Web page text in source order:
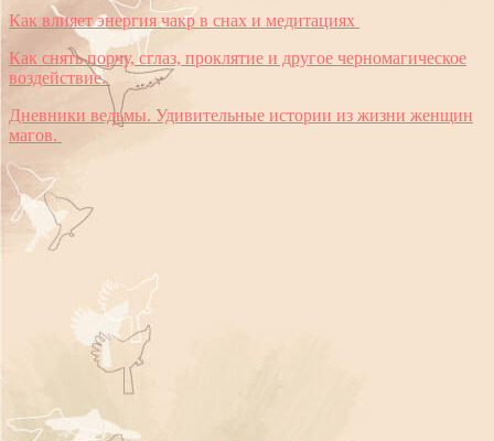
Как влияет энергия чакр в снах и медитациях
Как снять порчу, сглаз, проклятие и другое черномагическое
воздействие.
Дневники ведьмы. Удивительные истории из жизни женщин
магов.